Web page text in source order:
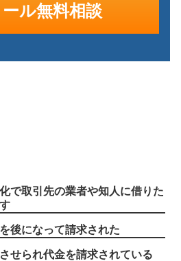
ール無料相談
で取引先の業者や知人に借りた
後になって請求された
せられ代金を請求されている